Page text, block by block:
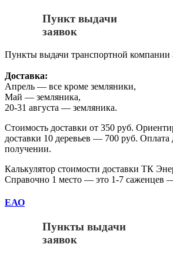
Пункт выдачи
заявок
Пункты выдачи транспортной компании
Доставка:
Апрель — все кроме земляники,
Май — земляника,
20-31 августа — земляника.
Стоимость доставки от 350 руб.
доставки 10 деревьев — 700 руб. Оплата
получении.
Калькулятор стоимости доставки ТК
Справочно 1 место — это 1-7 саженцев
ЕАО
Пункты выдачи
заявок